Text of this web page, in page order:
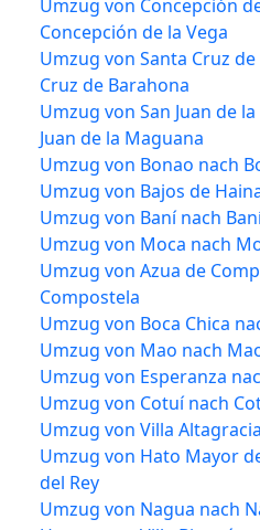
Umzug von Concepción
Concepción de la Vega
Umzug von Santa Cruz
Cruz de Barahona
Umzug von San Juan de
Juan de la Maguana
Umzug von Bonao nach
Umzug von Bajos de
Umzug von Baní nach
Umzug von Moca nach
Umzug von Azua de
Compostela
Umzug von Boca Chica
Umzug von Mao nach
Umzug von Esperanza
Umzug von Cotuí nach
Umzug von Villa
Umzug von Hato Mayor
del Rey
Umzug von Nagua nach